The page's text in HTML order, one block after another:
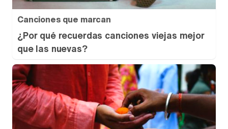
Canciones que marcan
¿Por qué recuerdas canciones viejas mejor
que las nuevas?